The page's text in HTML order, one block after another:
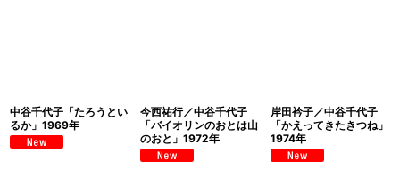
中谷千代子「たろうとい
るか」1969年
今西祐行／中谷千代子
「バイオリンのおとは山
のおと」1972年
岸田衿子／中谷千代子
「かえってきたきつね」
1974年